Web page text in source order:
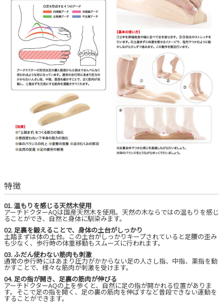
特徴
01. 温もりを感じる天然木使用
アーチドクターAQは国産天然木を使用。天然の木ならではの温もりを感じ
ることができ、自然と身体に馴染みます。
02. 足裏を鍛えることで、身体の土台がしっかり
土踏まずは体の土台。この土台がしっかりキープされていると足腰の歪み
も少なく、歩行時の体重移動もスムーズに行われます。
03. ふだん使わない筋肉も刺激
通常の歩行時にはあまり圧力がかからない足の人さし指、中指、薬指を動
かすことで、様々な筋肉が刺激を受けます。
04. 足の指が開き、足裏の筋肉が伸びる
アーチドクターAQの上を歩くと、自然に足の指が開かれる位置がありま
す。そこで足の指を開く、足の裏の筋肉を伸ばすなど普段できない運動を
することができます。